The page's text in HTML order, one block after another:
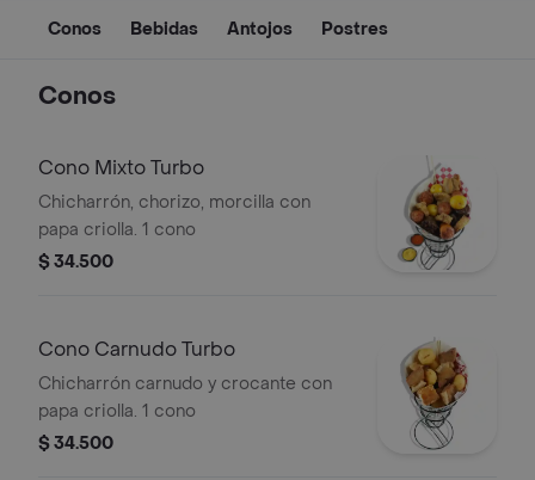
Conos Bebidas Antojos Postres
Conos
Cono Mixto Turbo
Chicharrón, chorizo, morcilla con
papa criolla. 1 cono
$ 34.500
Cono Carnudo Turbo
Chicharrón carnudo y crocante con
papa criolla. 1 cono
$ 34.500